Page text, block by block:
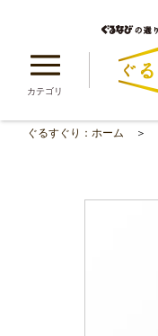
カテゴリ
ぐるすぐり：ホーム